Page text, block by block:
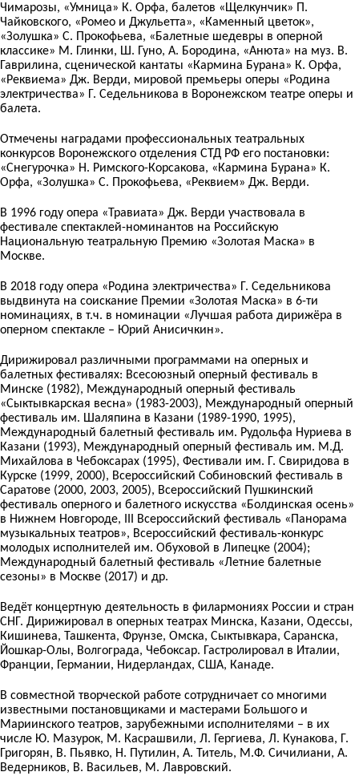
Чимарозы, «Умница» К. Орфа, балетов «Щелкунчик» П.
Чайковского, «Ромео и Джульетта», «Каменный цветок»,
«Золушка» С. Прокофьева, «Балетные шедевры в оперной
классике» М. Глинки, Ш. Гуно, А. Бородина, «Анюта» на муз. В.
Гаврилина, сценической кантаты «Кармина Бурана» К. Орфа,
«Реквиема» Дж. Верди, мировой премьеры оперы «Родина
электричества» Г. Седельникова в Воронежском театре оперы и
балета.
Отмечены наградами профессиональных театральных
конкурсов Воронежского отделения СТД РФ его постановки:
«Снегурочка» Н. Римского-Корсакова, «Кармина Бурана» К.
Орфа, «Золушка» С. Прокофьева, «Реквием» Дж. Верди.
В 1996 году опера «Травиата» Дж. Верди участвовала в
фестивале спектаклей-номинантов на Российскую
Национальную театральную Премию «Золотая Маска» в
Москве.
В 2018 году опера «Родина электричества» Г. Седельникова
выдвинута на соискание Премии «Золотая Маска» в 6-ти
номинациях, в т.ч. в номинации «Лучшая работа дирижёра в
оперном спектакле – Юрий Анисичкин».
Дирижировал различными программами на оперных и
балетных фестивалях: Всесоюзный оперный фестиваль в
Минске (1982), Международный оперный фестиваль
«Сыктывкарская весна» (1983-2003), Международный оперный
фестиваль им. Шаляпина в Казани (1989-1990, 1995),
Международный балетный фестиваль им. Рудольфа Нуриева в
Казани (1993), Международный оперный фестиваль им. М.Д.
Михайлова в Чебоксарах (1995), Фестивали им. Г. Свиридова в
Курске (1999, 2000), Всероссийский Собиновский фестиваль в
Саратове (2000, 2003, 2005), Всероссийский Пушкинский
фестиваль оперного и балетного искусства «Болдинская осень»
в Нижнем Новгороде, III Всероссийский фестиваль «Панорама
музыкальных театров», Всероссийский фестиваль-конкурс
молодых исполнителей им. Обуховой в Липецке (2004);
Международный балетный фестиваль «Летние балетные
сезоны» в Москве (2017) и др.
Ведёт концертную деятельность в филармониях России и стран
СНГ. Дирижировал в оперных театрах Минска, Казани, Одессы,
Кишинева, Ташкента, Фрунзе, Омска, Сыктывкара, Саранска,
Йошкар-Олы, Волгограда, Чебоксар. Гастролировал в Италии,
Франции, Германии, Нидерландах, США, Канаде.
В совместной творческой работе сотрудничает со многими
известными постановщиками и мастерами Большого и
Мариинского театров, зарубежными исполнителями – в их
числе Ю. Мазурок, М. Касрашвили, Л. Гергиева, Л. Кунакова, Г.
Григорян, В. Пьявко, Н. Путилин, А. Титель, М.Ф. Сичилиани, А.
Ведерников, В. Васильев, М. Лавровский.